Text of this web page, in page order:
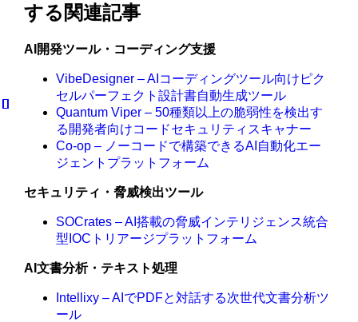
する関連記事
AI開発ツール・コーディング支援
VibeDesigner – AIコーディングツール向けピク
セルパーフェクト設計書自動生成ツール
Quantum Viper – 50種類以上の脆弱性を検出す
る開発者向けコードセキュリティスキャナー
Co-op – ノーコードで構築できるAI自動化エー
ジェントプラットフォーム
セキュリティ・脅威検出ツール
SOCrates – AI搭載の脅威インテリジェンス統合
型IOCトリアージプラットフォーム
AI文書分析・テキスト処理
Intellixy – AIでPDFと対話する次世代文書分析ツ
ール